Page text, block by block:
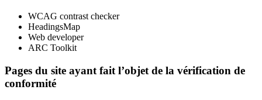
WCAG contrast checker
HeadingsMap
Web developer
ARC Toolkit
Pages du site ayant fait l’objet de la vérification de
conformité